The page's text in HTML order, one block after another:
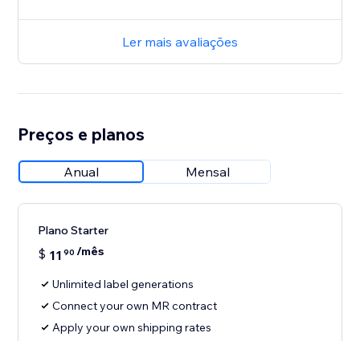
Ler mais avaliações
Preços e planos
Anual Mensal
Plano Starter
$ 11 90 /mês
Unlimited label generations
Connect your own MR contract
Apply your own shipping rates